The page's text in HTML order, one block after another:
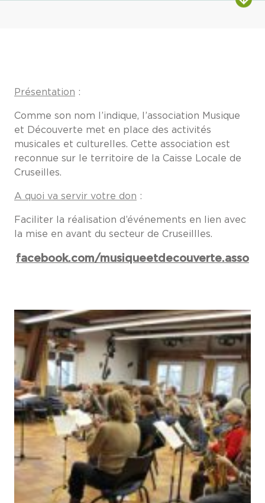
Présentation :
Comme son nom l’indique, l’association Musique
et Découverte met en place des activités
musicales et culturelles. Cette association est
reconnue sur le territoire de la Caisse Locale de
Cruseilles.
A quoi va servir votre don :
Faciliter la réalisation d’événements en lien avec
la mise en avant du secteur de Cruseillles.
facebook.com/musiqueetdecouverte.asso